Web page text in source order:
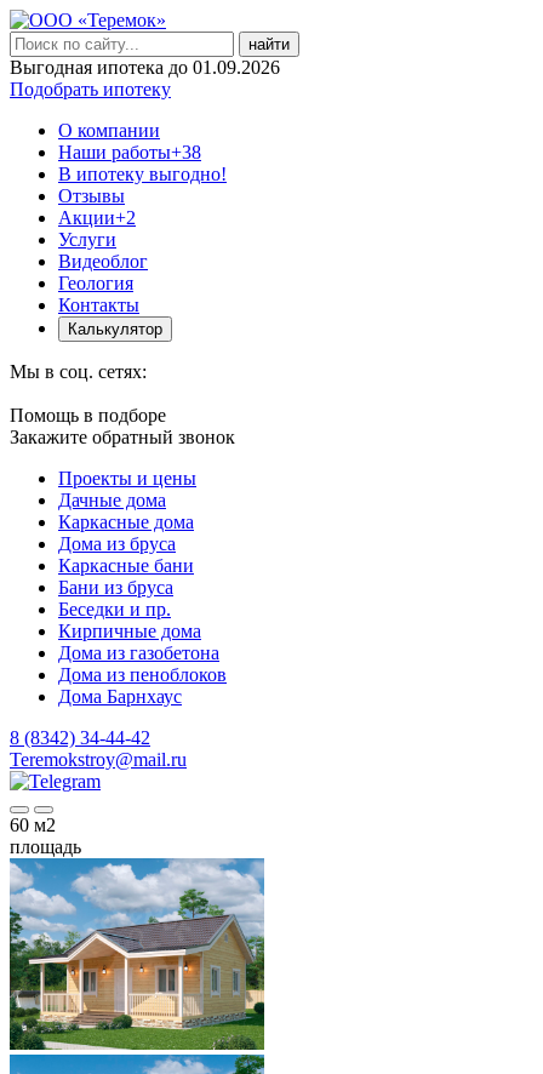
найти
Выгодная ипотека до 01.09.2026
Подобрать ипотеку
О компании
Наши работы+38
В ипотеку выгодно!
Отзывы
Акции+2
Услуги
Видеоблог
Геология
Контакты
Калькулятор
Мы в соц. сетях:
Помощь в подборе
Закажите обратный звонок
Проекты и цены
Дачные дома
Каркасные дома
Дома из бруса
Каркасные бани
Бани из бруса
Беседки и пр.
Кирпичные дома
Дома из газобетона
Дома из пеноблоков
Дома Барнхаус
8 (8342) 34-44-42
Teremokstroy@mail.ru
60 м2
площадь